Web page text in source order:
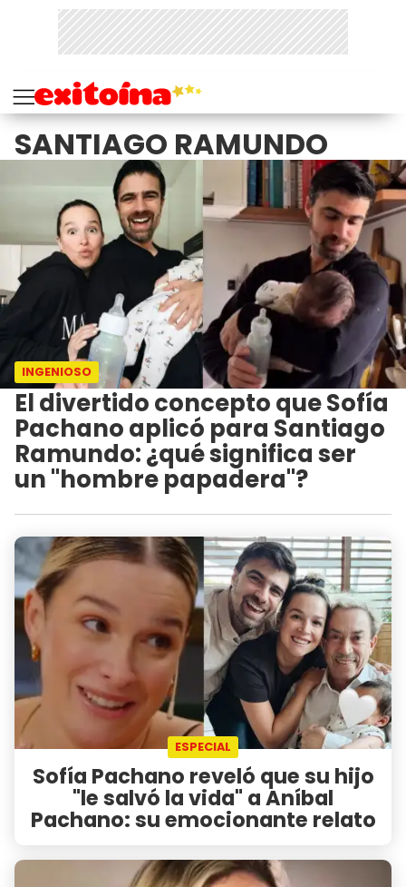
SANTIAGO RAMUNDO
INGENIOSO
El divertido concepto que Sofía
Pachano aplicó para Santiago
Ramundo: ¿qué significa ser
un "hombre papadera"?
ESPECIAL
Sofía Pachano reveló que su hijo
"le salvó la vida" a Aníbal
Pachano: su emocionante relato